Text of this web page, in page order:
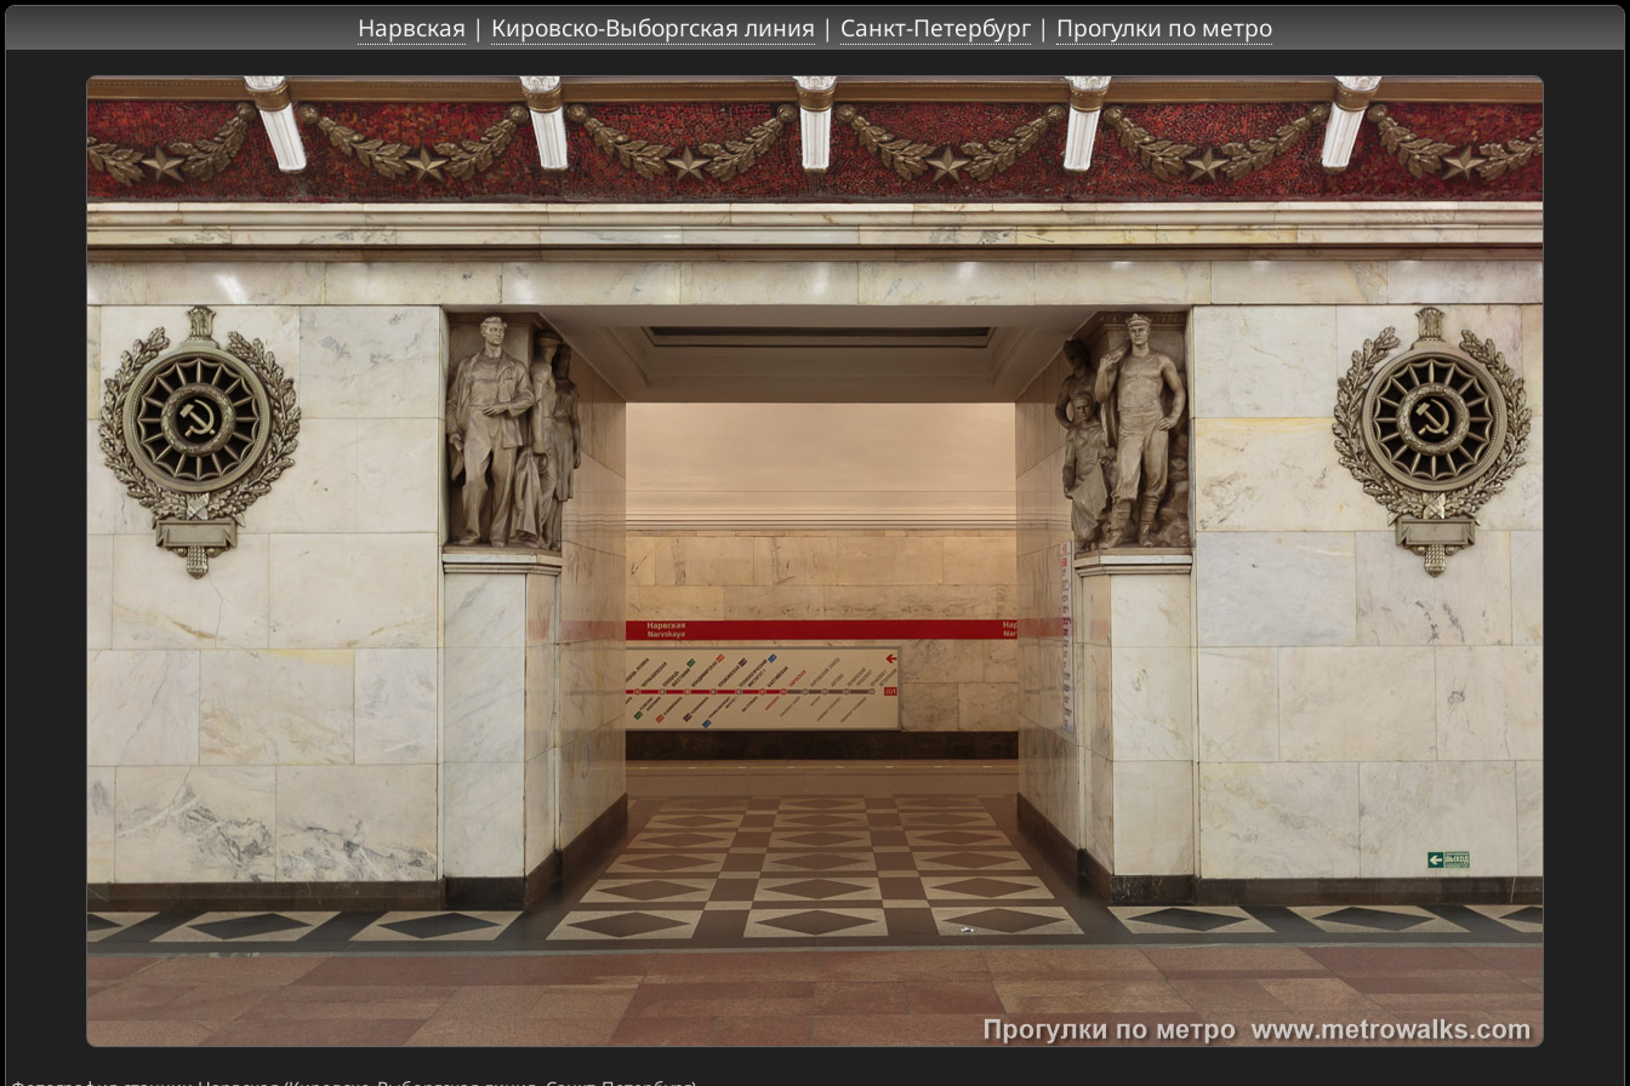
Нарвская | Кировско-Выборгская линия | Санкт-Петербург | Прогулки по метро